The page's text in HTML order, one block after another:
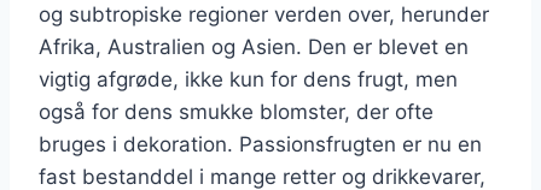
og subtropiske regioner verden over, herunder
Afrika, Australien og Asien. Den er blevet en
vigtig afgrøde, ikke kun for dens frugt, men
også for dens smukke blomster, der ofte
bruges i dekoration. Passionsfrugten er nu en
fast bestanddel i mange retter og drikkevarer,